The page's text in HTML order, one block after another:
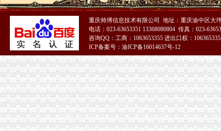
广告|公司|发票|重庆_新浪新闻
重庆回收电脑主板|重庆回收相机价格|重庆电脑发票-中国制造交易
重庆巴南破获一起发票案金额超过一亿元_网易新闻
重庆水投：发票寄到家,服务有保障
重庆地税进一步规范发票工作_税屋网——第一时间递财税政策
重庆专项审批：发票R审批代理购买服务办理-重庆爱问分类
重庆市国家税务局关于印发《重庆市国家税务局发票管理基本程序》
重庆发票申请
【专业代帐、免费申请一般纳税人、申请发票_公司注册、-重庆赶集网
重庆市地税发票真伪验证方_发票真伪查询_重庆市地税发票查询_会
纳税服务平台
重庆店发票__百度__经验
重庆市国家税务局关于调整“发票网上申请”办理渠道的通知_财
重庆帅博信息技术有限公司 地址：重庆渝中区大
电话：023-63653351 13368080804 传真：023-
咨询QQ：工商：1063653355 进出口权：
ICP备案号：渝ICP备16014637号-12